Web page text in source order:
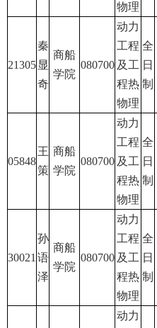
物理
21305
秦
显
奇
商船
学院
080700
动力
工程
及工
程热
物理
全
日
制
05848
王
策
商船
学院
080700
动力
工程
及工
程热
物理
全
日
制
30021
孙
语
泽
商船
学院
080700
动力
工程
及工
程热
物理
全
日
制
动力